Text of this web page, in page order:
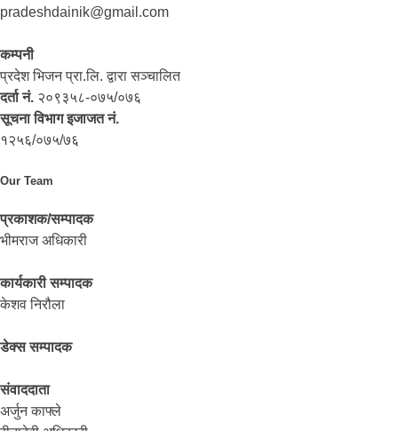
pradeshdainik@gmail.com
कम्पनी
प्रदेश भिजन प्रा.लि. द्वारा सञ्‍चालित
दर्ता नं. २०९३५८-०७५/०७६
सूचना विभाग इजाजत नं.
१२५६/०७५/७६
Our Team
प्रकाशक/सम्पादक
भीमराज अधिकारी
कार्यकारी सम्पादक
केशव निरौला
डेक्स सम्पादक
संवाददाता
अर्जुन काफ्ले